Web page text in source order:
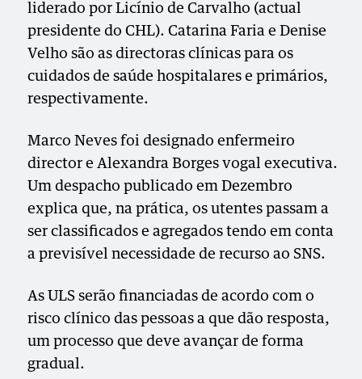
liderado por Licínio de Carvalho (actual
presidente do CHL). Catarina Faria e Denise
Velho são as directoras clínicas para os
cuidados de saúde hospitalares e primários,
respectivamente.
Marco Neves foi designado enfermeiro
director e Alexandra Borges vogal executiva.
Um despacho publicado em Dezembro
explica que, na prática, os utentes passam a
ser classificados e agregados tendo em conta
a previsível necessidade de recurso ao SNS.
As ULS serão financiadas de acordo com o
risco clínico das pessoas a que dão resposta,
um processo que deve avançar de forma
gradual.